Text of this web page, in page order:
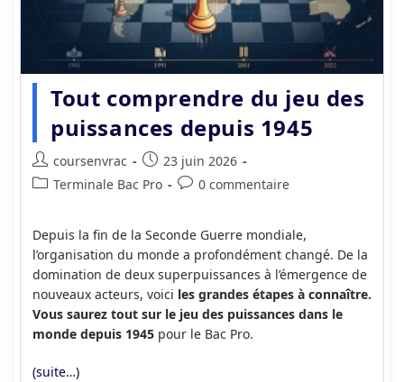
Tout comprendre du jeu des
puissances depuis 1945
Auteur/autrice
de
coursenvrac
Publication
publiée :
23 juin 2026
PostTerminale Bac Pro
Commentaires
publication :
0 commentaire
Depuis la fin de la Seconde Guerre mondiale,
l’organisation du monde a profondément changé. De la
domination de deux superpuissances à l’émergence de
nouveaux acteurs, voici les grandes étapes à connaître.
Vous saurez tout sur le jeu des puissances dans le
monde depuis 1945pour le Bac Pro.
(suite…)